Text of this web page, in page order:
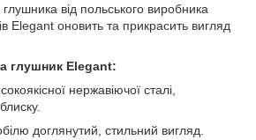
від польського виробника
Elegant оновить та прикрасить вигляд
глушник Elegant:
нержавіючої сталі,
доглянутий, стильний вигляд.